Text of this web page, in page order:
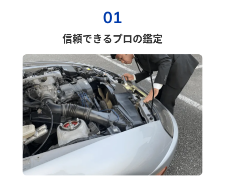
01
信頼できるプロの鑑定